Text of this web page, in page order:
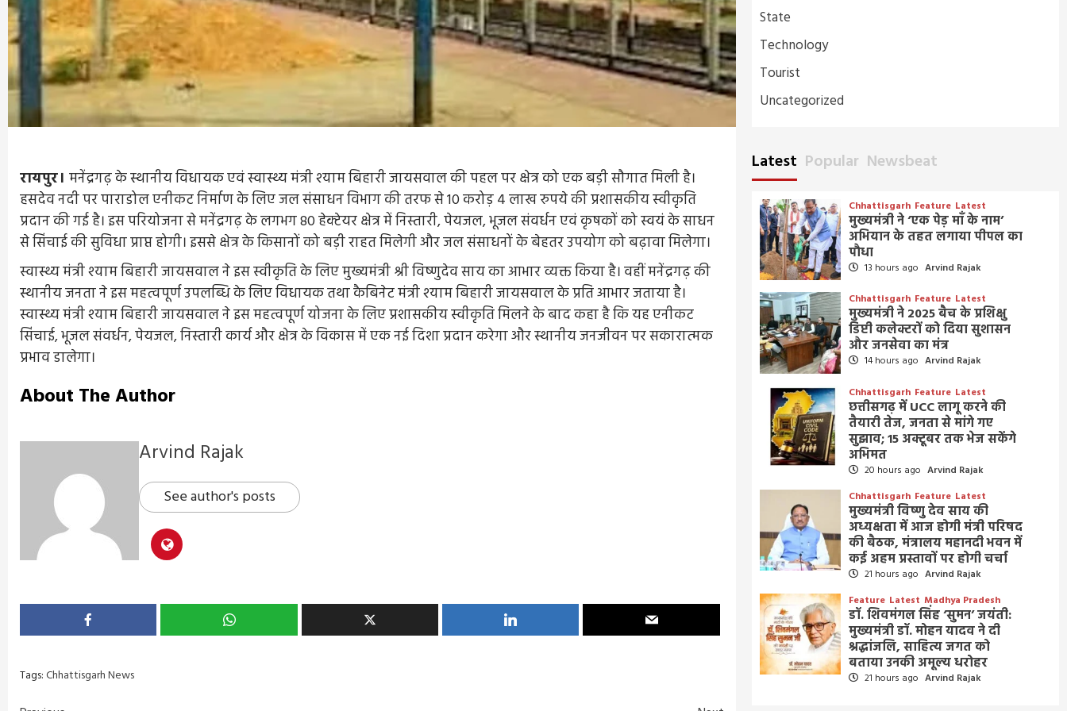
रायपुर। मनेंद्रगढ़ के स्थानीय विधायक एवं स्वास्थ्य मंत्री श्याम बिहारी जायसवाल की पहल पर क्षेत्र को एक बड़ी सौगात मिली है।
हसदेव नदी पर पाराडोल एनीकट निर्माण के लिए जल संसाधन विभाग की तरफ से 10 करोड़ 4 लाख रुपये की प्रशासकीय स्वीकृति
प्रदान की गई है। इस परियोजना से मनेंद्रगढ़ के लगभग 80 हेक्टेयर क्षेत्र में निस्तारी, पेयजल, भूजल संवर्धन एवं कृषकों को स्वयं के साधन
से सिंचाई की सुविधा प्राप्त होगी। इससे क्षेत्र के किसानों को बड़ी राहत मिलेगी और जल संसाधनों के बेहतर उपयोग को बढ़ावा मिलेगा।
स्वास्थ्य मंत्री श्याम बिहारी जायसवाल ने इस स्वीकृति के लिए मुख्यमंत्री श्री विष्णुदेव साय का आभार व्यक्त किया है। वहीं मनेंद्रगढ़ की
स्थानीय जनता ने इस महत्वपूर्ण उपलब्धि के लिए विधायक तथा कैबिनेट मंत्री श्याम बिहारी जायसवाल के प्रति आभार जताया है।
स्वास्थ्य मंत्री श्याम बिहारी जायसवाल ने इस महत्वपूर्ण योजना के लिए प्रशासकीय स्वीकृति मिलने के बाद कहा है कि यह एनीकट
सिंचाई, भूजल संवर्धन, पेयजल, निस्तारी कार्य और क्षेत्र के विकास में एक नई दिशा प्रदान करेगा और स्थानीय जनजीवन पर सकारात्मक
प्रभाव डालेगा।
About The Author
Arvind Rajak
See author's posts
Tags:Chhattisgarh News
State
Technology
Tourist
Uncategorized
Latest Popular Newsbeat
Chhattisgarh Feature Latest
मुख्यमंत्री ने ‘एक पेड़ माँ के नाम’
अभियान के तहत लगाया पीपल का
पौधा
13 hours ago Arvind Rajak
Chhattisgarh Feature Latest
मुख्यमंत्री ने 2025 बैच के प्रशिक्षु
डिप्टी कलेक्टरों को दिया सुशासन
और जनसेवा का मंत्र
14 hours ago Arvind Rajak
Chhattisgarh Feature Latest
छत्तीसगढ़ में UCC लागू करने की
तैयारी तेज, जनता से मांगे गए
सुझाव; 15 अक्टूबर तक भेज सकेंगे
अभिमत
20 hours ago Arvind Rajak
Chhattisgarh Feature Latest
मुख्यमंत्री विष्णु देव साय की
अध्यक्षता में आज होगी मंत्री परिषद
की बैठक, मंत्रालय महानदी भवन में
कई अहम प्रस्तावों पर होगी चर्चा
21 hours ago Arvind Rajak
Feature Latest Madhya Pradesh
डॉ. शिवमंगल सिंह ‘सुमन’ जयंती:
मुख्यमंत्री डॉ. मोहन यादव ने दी
श्रद्धांजलि, साहित्य जगत को
बताया उनकी अमूल्य धरोहर
21 hours ago Arvind Rajak